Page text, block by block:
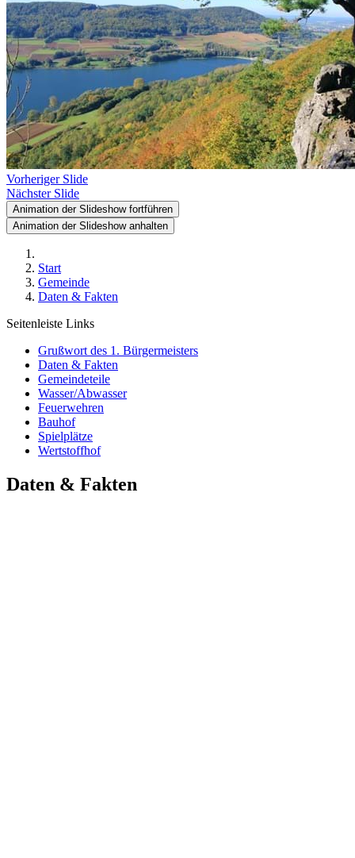
Vorheriger Slide
Nächster Slide
Animation der Slideshow fortführen
Animation der Slideshow anhalten
Start
Gemeinde
Daten & Fakten
Seitenleiste Links
Grußwort des 1. Bürgermeisters
Daten & Fakten
Gemeindeteile
Wasser/Abwasser
Feuerwehren
Bauhof
Spielplätze
Wertstoffhof
Daten & Fakten